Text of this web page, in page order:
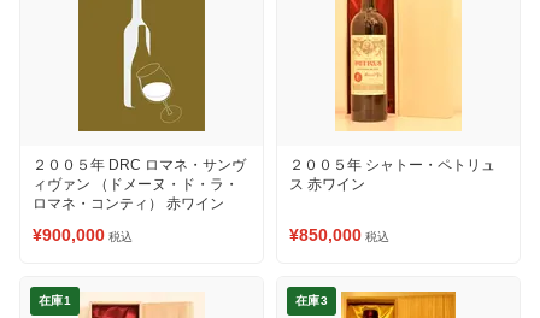
２００５年 DRC ロマネ・サンヴ
ィヴァン （ドメーヌ・ド・ラ・
ロマネ・コンティ） 赤ワイン
¥900,000 税込
２００５年 シャトー・ペトリュ
ス 赤ワイン
¥850,000 税込
在庫1 在庫3